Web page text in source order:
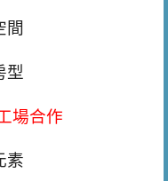
間
型
場合作
素